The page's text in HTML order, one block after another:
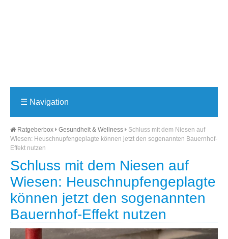
☰ Navigation
Ratgeberbox Gesundheit & Wellness
Schluss mit dem Niesen auf
Wiesen: Heuschnupfengeplagte können jetzt den sogenannten Bauernhof-
Effekt nutzen
Schluss mit dem Niesen auf
Wiesen: Heuschnupfengeplagte
können jetzt den sogenannten
Bauernhof-Effekt nutzen